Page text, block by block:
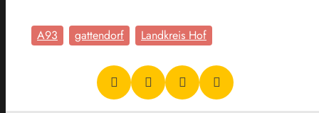
A93 gattendorf Landkreis Hof